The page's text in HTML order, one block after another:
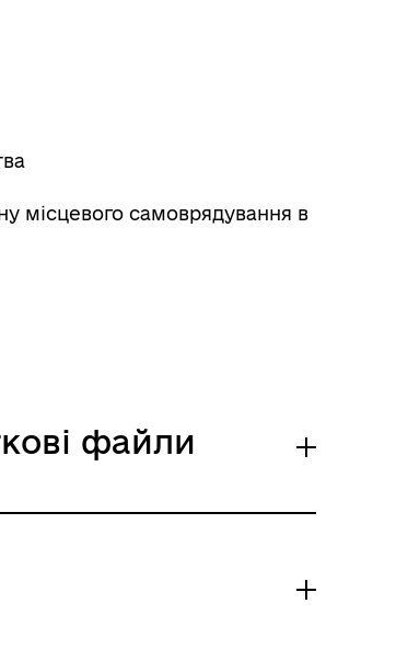
місцевого самоврядування в
файли